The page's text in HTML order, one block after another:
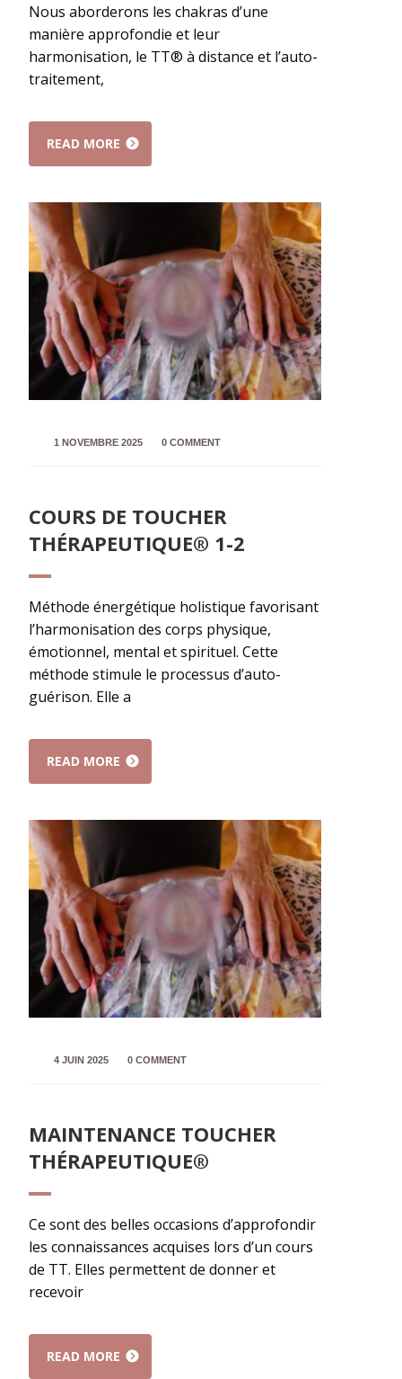
Nous aborderons les chakras d’une
manière approfondie et leur
harmonisation, le TT® à distance et l’auto-
traitement,
READ MORE
1 NOVEMBRE 2025 0 COMMENT
COURS DE TOUCHER
THÉRAPEUTIQUE® 1-2
Méthode énergétique holistique favorisant
l’harmonisation des corps physique,
émotionnel, mental et spirituel. Cette
méthode stimule le processus d’auto-
guérison. Elle a
READ MORE
4 JUIN 2025 0 COMMENT
MAINTENANCE TOUCHER
THÉRAPEUTIQUE®
Ce sont des belles occasions d’approfondir
les connaissances acquises lors d’un cours
de TT. Elles permettent de donner et
recevoir
READ MORE